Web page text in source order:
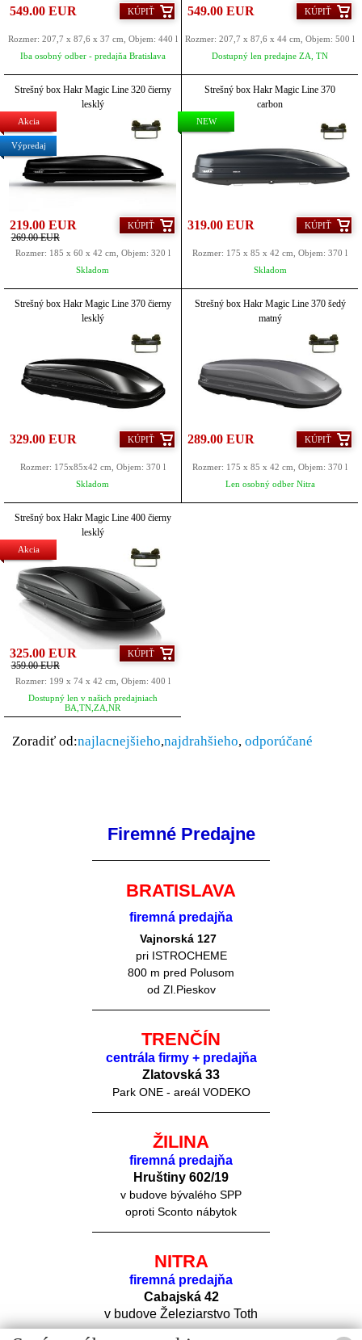
549.00 EUR KÚPIŤ
Rozmer: 207,7 x 87,6 x 37 cm, Objem: 440 l
Iba osobný odber - predajňa Bratislava
549.00 EUR KÚPIŤ
Rozmer: 207,7 x 87,6 x 44 cm, Objem: 500 l
Dostupný len predajne ZA, TN
Akcia
Výpredaj
Strešný box Hakr Magic Line 320 čierny
lesklý
219.00 EUR
269.00 EUR
KÚPIŤ
Rozmer: 185 x 60 x 42 cm, Objem: 320 l
Skladom
NEW
Strešný box Hakr Magic Line 370
carbon
319.00 EUR KÚPIŤ
Rozmer: 175 x 85 x 42 cm, Objem: 370 l
Skladom
Strešný box Hakr Magic Line 370 čierny
lesklý
329.00 EUR KÚPIŤ
Rozmer: 175x85x42 cm, Objem: 370 l
Skladom
Strešný box Hakr Magic Line 370 šedý
matný
289.00 EUR KÚPIŤ
Rozmer: 175 x 85 x 42 cm, Objem: 370 l
Len osobný odber Nitra
Akcia
Strešný box Hakr Magic Line 400 čierny
lesklý
325.00 EUR
359.00 EUR
KÚPIŤ
Rozmer: 199 x 74 x 42 cm, Objem: 400 l
Dostupný len v našich predajniach
BA,TN,ZA,NR
Zoradiť od:najlacnejšieho,najdrahšieho, odporúčané
Firemné Predajne
BRATISLAVA
firemná predajňa
Vajnorská 127
pri ISTROCHEME
800 m pred Polusom
od Zl.Pieskov
TRENČÍN
centrála firmy + predajňa
Zlatovská 33
Park ONE - areál VODEKO
ŽILINA
firemná predajňa
Hruštiny 602/19
v budove bývalého SPP
oproti Sconto nábytok
NITRA
firemná predajňa
Cabajská 42
v budove Železiarstvo Toth